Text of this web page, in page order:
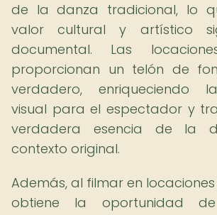
de la danza tradicional, lo
valor cultural y artístico
documental. Las
proporcionan un telón de
verdadero, enriqueciendo
visual para el espectador y
verdadera esencia de la
contexto original.
Además, al filmar en
obtiene la oportunidad